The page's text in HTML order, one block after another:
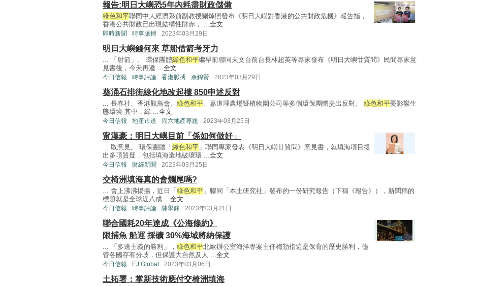
報告:明日大嶼恐5年內耗盡財政儲備
綠色和平聯同中大經濟系前副教授關焯照發布《明日大嶼對香港的公共財政危機》報告指，
香港公共財政已出現結構性財赤， ...全文
即時新聞 時事脈搏 2023年03月29日
明日大嶼錢何來 草船借箭考牙力
... 「射箭」。 環保團體綠色和平繼早前聯同天文台前台長林超英等專家發布《明日大嶼廿質問》民間專家意
見書後，今天再邀 ...全文
今日信報 時事評論 香港脈搏 余錦賢 2023年03月29日
葵涌石排街綠化地改起樓 850申述反對
... 長春社、香港觀鳥會、 綠色和平、嘉道理農場暨植物園公司等多個環保團體提出反對。 綠色和平憂影響生
態環境 其中，綠 ...全文
今日信報 地產市道 周六地產專題 2023年03月25日
甯漢豪：明日大嶼目前「係如何做好」
... 取意見。 環保團體「 綠色和平 」聯同專家發表《明日大嶼廿質問》意見書，就填海項目提
出多項質疑，包括填海造地破壞環 ...全文
今日信報 財經新聞 2023年03月25日
交椅洲填海真的會爛尾嗎?
... 會上沸沸揚揚，近日「 綠色和平 」聯同「本土研究社」發布的一份研究報告（下稱《報告》），新聞稿的
標題就是全球近八成 ...全文
今日信報 時事評論 陳學鋒 2023年03月21日
聯合國耗20年達成《公海條約》
限捕魚 船運 採礦 30%海域將納保護
... 「多邊主義的勝利」， 綠色和平北歐辦公室海洋專案主任梅勒指這是保育的歷史勝利，儘
管各國存有分歧，但保護大自然及人 ...全文
今日信報 EJ Global 2023年03月06日
土拓署：掌新技術應付交椅洲填海